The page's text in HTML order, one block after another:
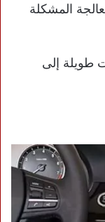
المشكلة
طويلة إلى